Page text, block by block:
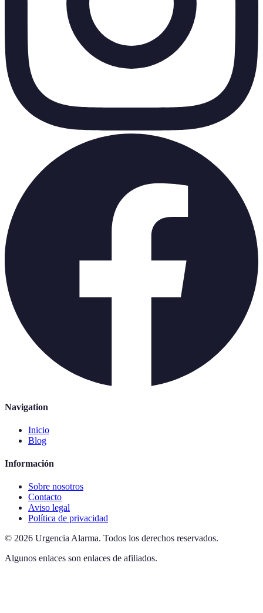
Navigation
Inicio
Blog
Información
Sobre nosotros
Contacto
Aviso legal
Política de privacidad
© 2026 Urgencia Alarma. Todos los derechos reservados.
Algunos enlaces son enlaces de afiliados.